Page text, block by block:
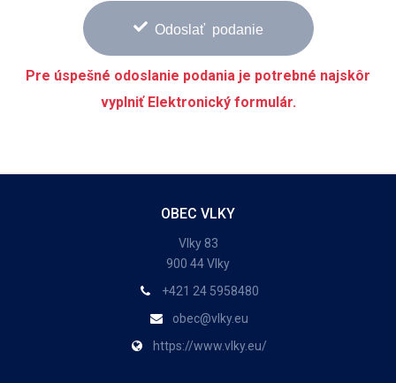
Odoslať podanie
Pre úspešné odoslanie podania je potrebné najskôr
vyplniť Elektronický formulár.
OBEC VLKY
Vlky 83
900 44 Vlky
+421 24 5958480
obec@vlky.eu
https://www.vlky.eu/